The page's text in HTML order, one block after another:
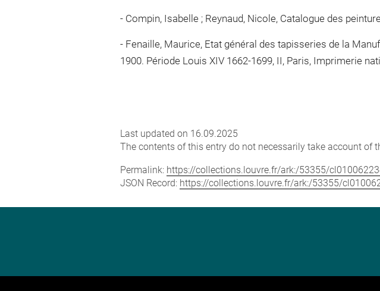
Compin, Isabelle ; Reynaud, Nicole, Catalogue des
Fenaille, Maurice, Etat général des tapisseries de la
1900. Période Louis XIV 1662-1699, II, Paris, Imprimerie
Last updated on 16.09.2025
The contents of this entry do not necessarily take account of
Permalink: https://collections.louvre.fr/ark:/53355/
JSON Record: https://collections.louvre.fr/ark:/53355/